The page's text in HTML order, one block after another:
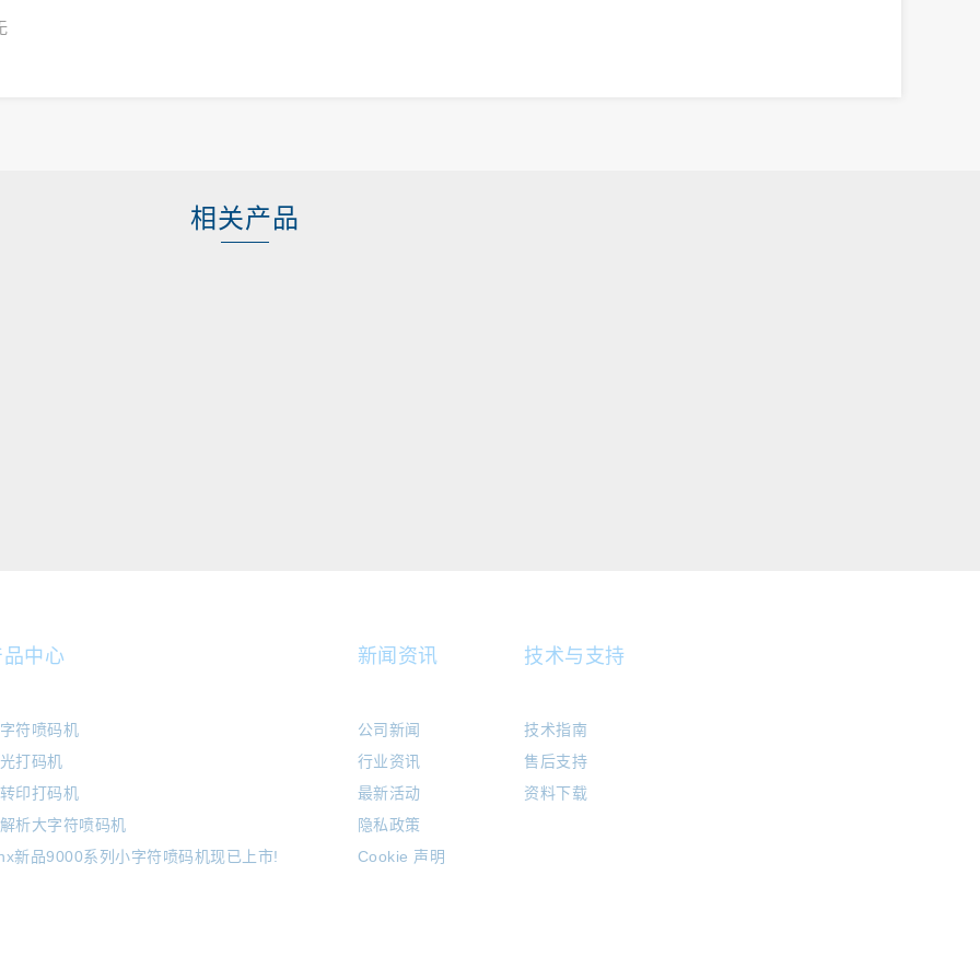
相关产品
中心
符喷码机
打码机
印打码机
析大字符喷码机
新品9000系列小字符喷码机现已上市!
新闻资讯
公司新闻
行业资讯
最新活动
隐私政策
Cookie 声明
技术与支持
技术指南
售后支持
资料下载